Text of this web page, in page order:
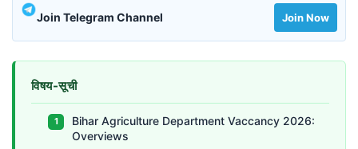
Join Telegram Channel Join Now
विषय-सूची
Bihar Agriculture Department Vaccancy 2026:
Overviews